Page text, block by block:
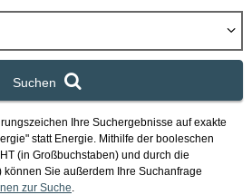
Suchen
Ihre Suchergebnisse auf exakte
statt Energie. Mithilfe der booleschen
(in Großbuchstaben) und durch die
Sie außerdem Ihre Suchanfrage
zur Suche